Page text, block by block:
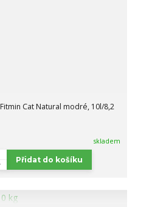
Cat Natural modré, 10l/8,2
skladem
Přidat do košíku